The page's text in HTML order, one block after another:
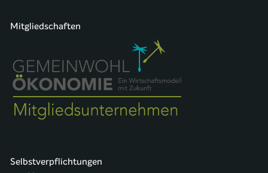
Mitgliedschaften
Selbstverpflichtungen